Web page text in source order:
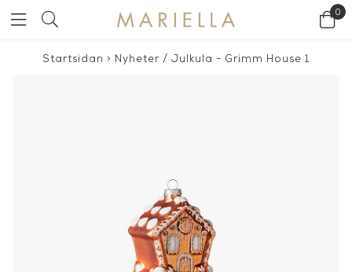
0
Startsidan > Nyheter / Julkula - Grimm House 1